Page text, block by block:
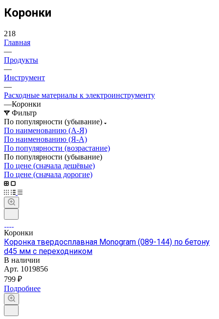
Коронки
218
Главная
—
Продукты
—
Инструмент
—
Расходные материалы к электроинструменту
—Коронки
Фильтр
По популярности (убывание)
По наименованию (А-Я)
По наименованию (Я-А)
По популярности (возрастание)
По популярности (убывание)
По цене (сначала дешёвые)
По цене (сначала дорогие)
Коронки
Коронка твердосплавная Monogram (089-144) по бетону
d45 мм с переходником
В наличии
Арт. 1019856
799 ₽
Подробнее